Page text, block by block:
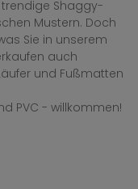
Shaggy-
Mustern. Doch
Sie in unserem
auch
und Fußmatten
PVC - willkommen!